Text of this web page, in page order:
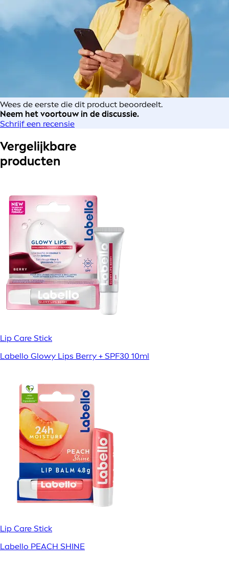
Wees de eerste die dit product beoordeelt.
Neem het voortouw in de discussie.
Schrijf een recensie
Vergelijkbare
producten
Lip Care Stick
Labello Glowy Lips Berry + SPF30 10ml
Lip Care Stick
Labello PEACH SHINE